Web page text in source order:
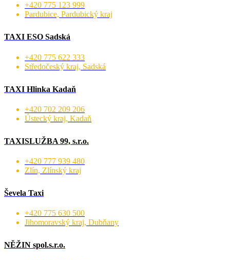
+420 775 123 999
Pardubice, Pardubický kraj
TAXI ESO Sadská
+420 775 622 333
Středočeský kraj, Sadská
TAXI Hlinka Kadaň
+420 702 209 206
Ústecký kraj, Kadaň
TAXISLUŽBA 99, s.r.o.
+420 777 939 480
Zlín, Zlínský kraj
Ševela Taxi
+420 775 630 500
Jihomoravský kraj, Dubňany
NĚŽIN spol.s.r.o.